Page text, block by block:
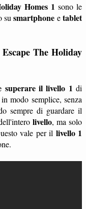
Homes 1 sono le
susmartphone etablet
The Holiday
superare il livello 1 di
in modo semplice, senza
sempre di guardare il
livello, ma solo
vale per il livello 1